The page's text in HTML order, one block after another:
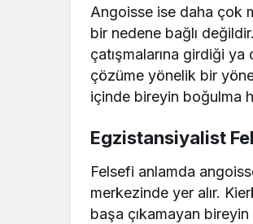
Angoisse ise daha çok
bir nedene bağlı
çatışmalarına girdiği ya
çözüme yönelik bir
içinde bireyin boğulma
Egzistansiyalist
Felsefi anlamda
merkezinde yer alır.
başa çıkamayan